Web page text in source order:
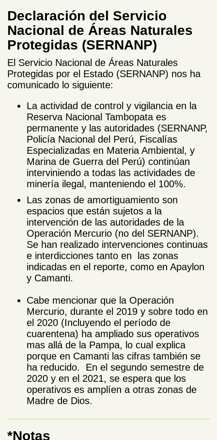
Declaración del Servicio
Nacional de Áreas Naturales
Protegidas (SERNANP)
El Servicio Nacional de Áreas Naturales
Protegidas por el Estado (SERNANP) nos ha
comunicado lo siguiente:
La actividad de control y vigilancia en la
Reserva Nacional Tambopata es
permanente y las autoridades (SERNANP,
Policía Nacional del Perú, Fiscalías
Especializadas en Materia Ambiental, y
Marina de Guerra del Perú) continúan
interviniendo a todas las actividades de
minería ilegal, manteniendo el 100%.
Las zonas de amortiguamiento son
espacios que están sujetos a la
intervención de las autoridades de la
Operación Mercurio (no del SERNANP).
Se han realizado intervenciones continuas
e interdicciones tanto en las zonas
indicadas en el reporte, como en Apaylon
y Camanti.
Cabe mencionar que la Operación
Mercurio, durante el 2019 y sobre todo en
el 2020 (Incluyendo el período de
cuarentena) ha ampliado sus operativos
mas allá de la Pampa, lo cual explica
porque en Camanti las cifras también se
ha reducido. En el segundo semestre de
2020 y en el 2021, se espera que los
operativos es amplíen a otras zonas de
Madre de Dios.
*Notas